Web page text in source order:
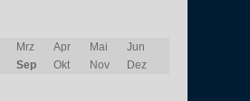
Mrz Apr Mai
Jun
Sep Okt Nov
Dez